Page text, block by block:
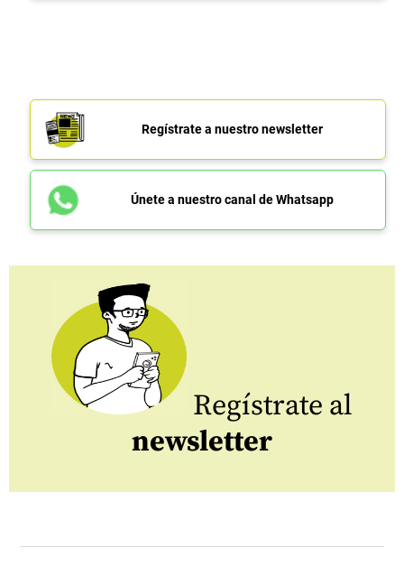
Regístrate a nuestro newsletter
Únete a nuestro canal de Whatsapp
Regístrate al
newsletter